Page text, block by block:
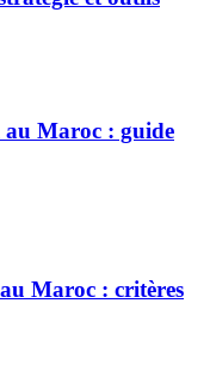
Maroc : guide
Maroc : critères